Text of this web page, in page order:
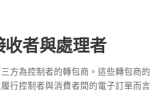
者與處理者
方為控制者的轉包商。這些轉包商的
行控制者與消費者間的電子訂單而言